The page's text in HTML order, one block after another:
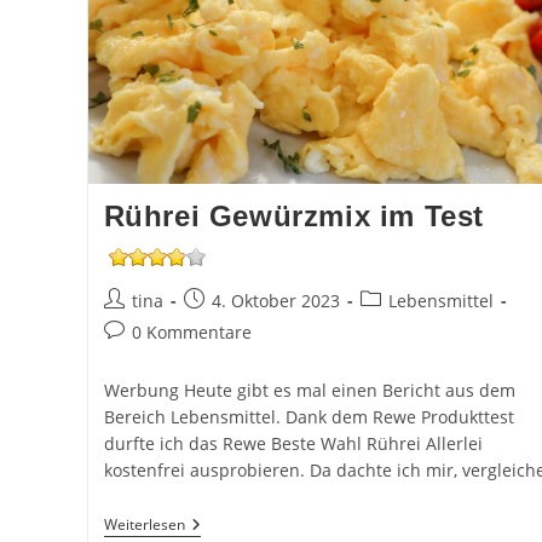
Rührei Gewürzmix im Test
Beitrags-
Autor:
tina
Beitrag
veröffentlicht:
4. Oktober 2023
Beitrags-
Lebensmittel
Beitrags-
0 Kommentare
Werbung Heute gibt es mal einen Bericht aus dem
Bereich Lebensmittel. Dank dem Rewe Produkttest
durfte ich das Rewe Beste Wahl Rührei Allerlei
kostenfrei ausprobieren. Da dachte ich mir,
WeiterlesenRührei